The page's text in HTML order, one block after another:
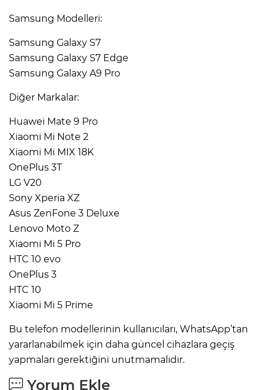
Samsung Modelleri:
Samsung Galaxy S7
Samsung Galaxy S7 Edge
Samsung Galaxy A9 Pro
Diğer Markalar:
Huawei Mate 9 Pro
Xiaomi Mi Note 2
Xiaomi Mi MIX 18K
OnePlus 3T
LG V20
Sony Xperia XZ
Asus ZenFone 3 Deluxe
Lenovo Moto Z
Xiaomi Mi 5 Pro
HTC 10 evo
OnePlus 3
HTC 10
Xiaomi Mi 5 Prime
Bu telefon modellerinin kullanıcıları, WhatsApp’tan
yararlanabilmek için daha güncel cihazlara geçiş
yapmaları gerektiğini unutmamalıdır.
Yorum Ekle